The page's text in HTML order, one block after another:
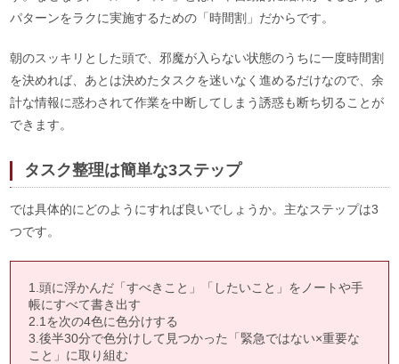
パターンをラクに実施するための「時間割」だからです。
朝のスッキリとした頭で、邪魔が入らない状態のうちに一度時間割
を決めれば、あとは決めたタスクを迷いなく進めるだけなので、余
計な情報に惑わされて作業を中断してしまう誘惑も断ち切ることが
できます。
タスク整理は簡単な3ステップ
では具体的にどのようにすれば良いでしょうか。主なステップは3
つです。
1.頭に浮かんだ「すべきこと」「したいこと」をノートや手
帳にすべて書き出す
2.1を次の4色に色分けする
3.後半30分で色分けして見つかった「緊急ではない×重要な
こと」に取り組む